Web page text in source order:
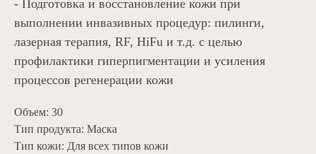
- Подготовка и восстановление кожи при
выполнении инвазивных процедур: пилинги,
лазерная терапия, RF, HiFu и т.д. с целью
профилактики гиперпигментации и усиления
процессов регенерации кожи
Объем: 30
Тип продукта: Маска
Тип кожи: Для всех типов кожи